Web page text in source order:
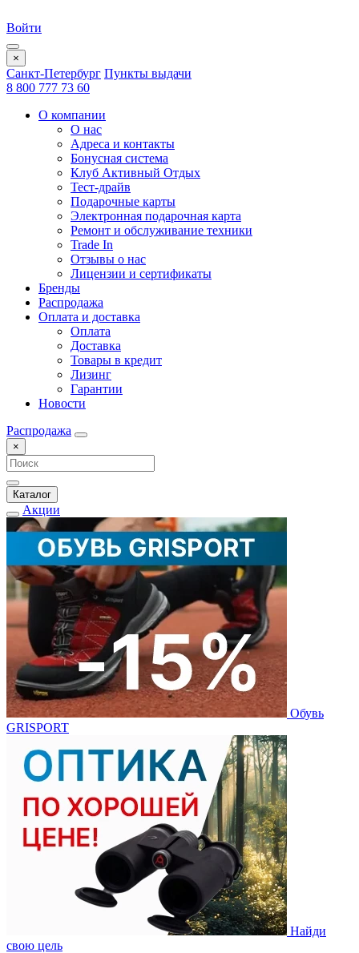
Войти
×
Санкт-Петербург Пункты выдачи
8 800 777 73 60
О компании
О нас
Адреса и контакты
Бонусная система
Клуб Активный Отдых
Тест-драйв
Подарочные карты
Электронная подарочная карта
Ремонт и обслуживание техники
Trade In
Отзывы о нас
Лицензии и сертификаты
Бренды
Распродажа
Оплата и доставка
Оплата
Доставка
Товары в кредит
Лизинг
Гарантии
Новости
Распродажа
×
Каталог
Акции
Обувь
GRISPORT
Найди
свою цель